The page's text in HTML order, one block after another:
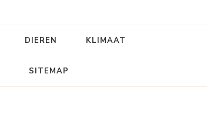
DIEREN KLIMAAT
SITEMAP